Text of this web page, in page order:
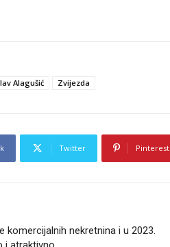
Alagušić Zvijezda
Twitter Pinterest
komercijalnih nekretnina i u 2023.